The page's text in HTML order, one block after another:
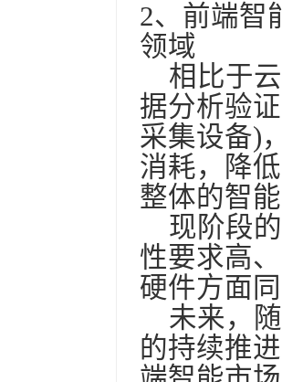
2、前端智
领域
相比于云
据分析验
采集设备)
消耗，降
整体的智
现阶段的
性要求高
硬件方面
未来，随
的持续推